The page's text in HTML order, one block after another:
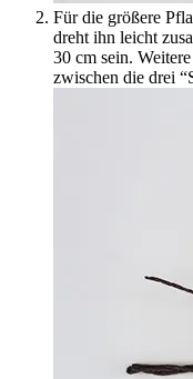
Für die größere
dreht ihn leicht
30 cm sein.
zwischen die drei